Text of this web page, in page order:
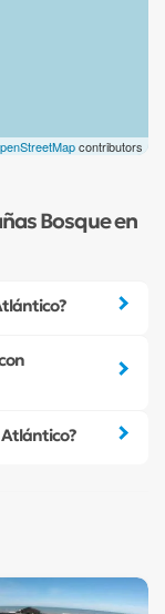
contributors
Bosque en
Atlántico?